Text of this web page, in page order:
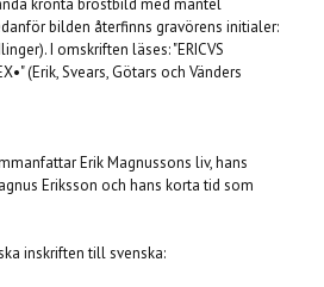
krönta bröstbild med mantel
bilden återfinns gravörens initialer:
I omskriften läses: "ERICVS
(Erik, Svears, Götars och Vänders
Erik Magnussons liv, hans
Eriksson och hans korta tid som
inskriften till svenska: